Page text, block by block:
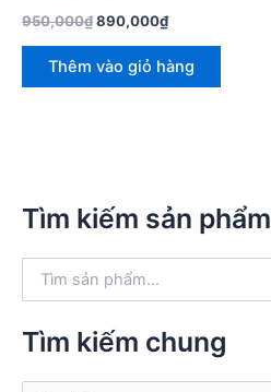
950,000₫Giá
là:
950,000₫.
890,000₫Giá
tại
là:
Thêm vào giỏ hàng
Tìm kiếm sản phẩm
k
Tìm kiếm chung